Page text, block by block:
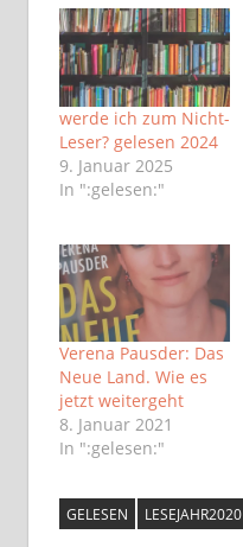
werde ich zum Nicht-
Leser? gelesen 2024
9. Januar 2025
In ":gelesen:"
Verena Pausder: Das
Neue Land. Wie es
jetzt weitergeht
8. Januar 2021
In ":gelesen:"
GELESEN LESEJAHR2020